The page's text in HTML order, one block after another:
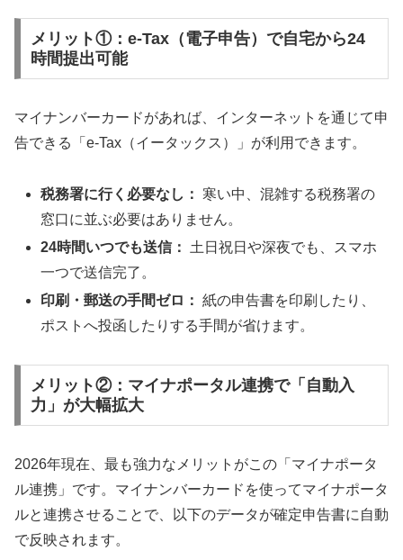
メリット①：e-Tax（電子申告）で自宅から24
時間提出可能
マイナンバーカードがあれば、インターネットを通じて申
告できる「e-Tax（イータックス）」が利用できます。
税務署に行く必要なし：
寒い中、混雑する税務署の
窓口に並ぶ必要はありません。
24時間いつでも送信：
土日祝日や深夜でも、スマホ
一つで送信完了。
印刷・郵送の手間ゼロ： 紙の申告書を印刷したり、
ポストへ投函したりする手間が省けます。
メリット②：マイナポータル連携で「自動入
力」が大幅拡大
2026年現在、最も強力なメリットがこの「マイナポータ
ル連携」です。マイナンバーカードを使ってマイナポータ
ルと連携させることで、以下のデータが確定申告書に自動
で反映されます。